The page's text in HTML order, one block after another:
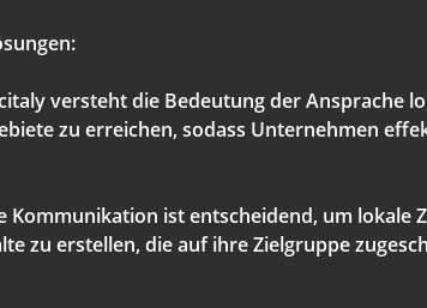
versteht die Bedeutung der Ansprache
zu erreichen, sodass Unternehmen
ist entscheidend, um lokale
zu erstellen, die auf ihre Zielgruppe